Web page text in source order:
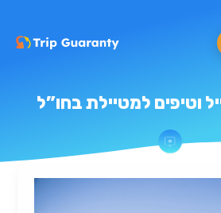
וטיפים למטיילת בחו”ל